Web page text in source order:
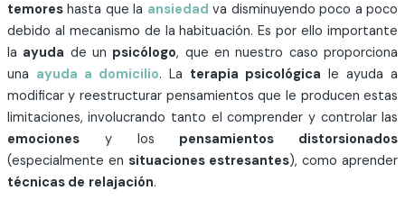
temoreshasta que la ansiedad va disminuyendo poco a poco
debido al mecanismo de la habituación. Es por ello importante
la ayuda de un psicólogo, que en nuestro caso proporciona
una ayuda a domicilio. La terapia psicológica le ayuda a
modificar y reestructurar pensamientos que le producen estas
limitaciones, involucrando tanto el comprender y controlar las
emocionesy los pensamientos distorsionados
(especialmente en situaciones estresantes), como aprender
técnicas de relajación.